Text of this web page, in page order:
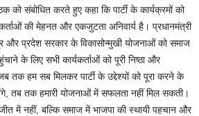
को संबोधित करते हुए कहा कि पार्टी के कार्यक्रमों को
की मेहनत और एकजुटता अनिवार्य है। प्रधानमंत्री
और प्रदेश सरकार के विकासोन्मुखी योजनाओं को समाज
के लिए सभी कार्यकर्ताओं को पूरी निष्ठा और
तक हम सब मिलकर पार्टी के उद्देश्यों को पूरा करने के
तब तक हमारी योजनाओं में सफलता नहीं मिल सकती।
में नहीं, बल्कि समाज में भाजपा की स्थायी पहचान और